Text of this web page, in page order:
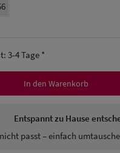
3-4 Tage *
In den Warenkorb
Entspannt zu Hause
passt – einfach